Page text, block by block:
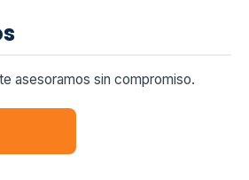
asesoramos sin compromiso.